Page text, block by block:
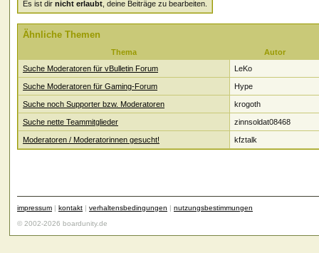
Es ist dir nicht erlaubt , deine Beiträge zu bearbeiten.
Ähnliche Themen
Thema
Autor
Suche Moderatoren für vBulletin Forum
LeKo
Suche Moderatoren für Gaming-Forum Hype
Suche noch Supporter bzw. Moderatoren krogoth
Suche nette Teammitglieder zinnsoldat08468
Moderatoren / Moderatorinnen gesucht! kfztalk
impressum | kontakt | verhaltensbedingungen | nutzungsbestimmungen
© 2002-2026 boardunity.de